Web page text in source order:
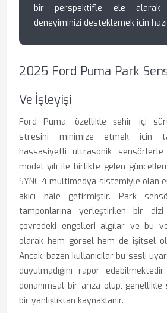
bir perspektifle ele alarak
deneyiminizi desteklemek için
2025 Ford Puma Park
Ve İşleyişi
Ford Puma, özellikle şehir içi
stresini minimize etmek için
hassasiyetli ultrasonik sensörlerle
model yılı ile birlikte gelen
SYNC 4 multimedya sistemiyle olan
akıcı hale getirmiştir. Park
tamponlarına yerleştirilen bir dizi
çevredeki engelleri algılar ve bu
olarak hem görsel hem de işitsel
Ancak, bazen kullanıcılar bu sesli
duyulmadığını rapor
donanımsal bir arıza olup,
bir yanlışlıktan kaynaklanır.